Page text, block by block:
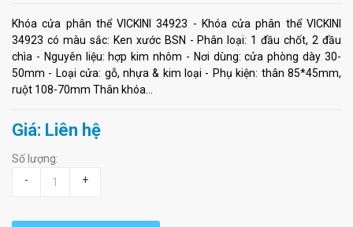
Khóa cửa phân thể VICKINI 34923 - Khóa cửa phân thể VICKINI
34923 có màu sắc: Ken xước BSN - Phân loại: 1 đầu chốt, 2 đầu
chìa - Nguyên liệu: hợp kim nhôm - Nơi dùng: cửa phòng dày 30-
50mm - Loại cửa: gỗ, nhựa & kim loại - Phụ kiện: thân 85*45mm,
ruột 108-70mm Thân khóa...
Giá: Liên hệ
Số lượng:
-
+